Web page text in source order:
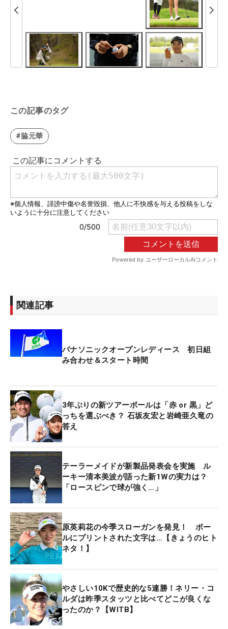
この記事のタグ
#脇元華
関連記事
パナソニックオープンレディース 初日組
み合わせ＆スタート時間
3年ぶりの新ツアーボールは「赤 or 黒」ど
っちを選ぶべき？ 石坂友宏と岩崎亜久竜の
答え
テーラーメイドが新製品発表会を実施 ル
ーキー清本美波が語った新1Wの実力は？
「ロースピンで球が強く…」
原英莉花の今季スローガンを発見！ ボー
ルにプリントされた文字は…【きょうのヒト
ネタ！】
やさしい10Kで歴史的な5連勝！ネリー・コ
ルダは昨季スタッツと比べてどこが良くな
ったのか？【WITB】